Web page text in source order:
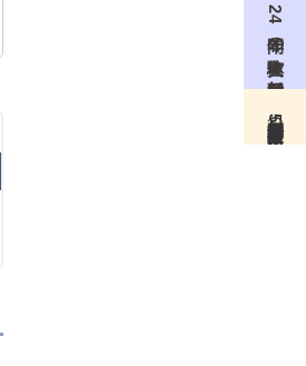
24年間の実体験を無料配信
無料個別相談（月5名限定）